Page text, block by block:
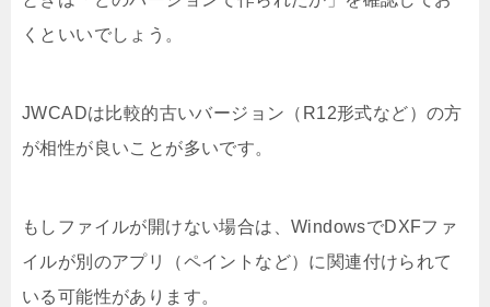
くといいでしょう。
JWCADは比較的古いバージョン（R12形式など）の方
が相性が良いことが多いです。
もしファイルが開けない場合は、WindowsでDXFファ
イルが別のアプリ（ペイントなど）に関連付けられて
いる可能性があります。